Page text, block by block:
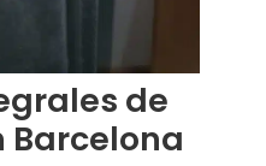
de
Barcelona